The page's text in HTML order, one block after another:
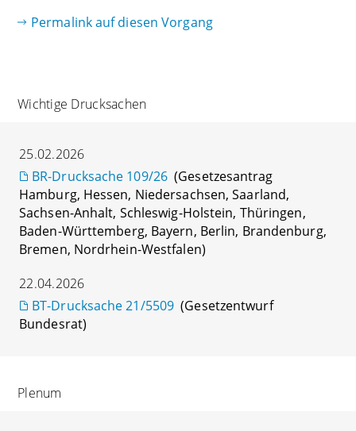
Permalink auf diesen Vorgang
Wichtige Drucksachen
25.02.2026
BR-Drucksache 109/26 (Gesetzesantrag
Hamburg, Hessen, Niedersachsen, Saarland,
Sachsen-Anhalt, Schleswig-Holstein, Thüringen,
Baden-Württemberg, Bayern, Berlin, Brandenburg,
Bremen, Nordrhein-Westfalen)
22.04.2026
BT-Drucksache 21/5509 (Gesetzentwurf
Bundesrat)
Plenum